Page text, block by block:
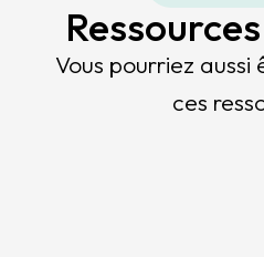
Vous pourriez
ces